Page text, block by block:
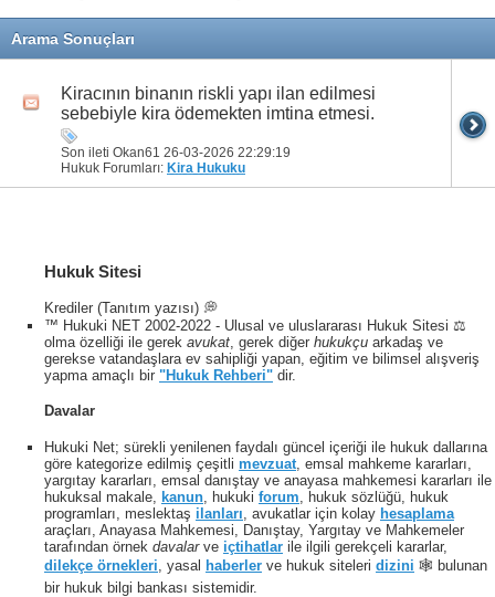
Arama Sonuçları
Kiracının binanın riskli yapı ilan edilmesi
sebebiyle kira ödemekten imtina etmesi.
Son ileti Okan61 26-03-2026 22:29:19
Hukuk Forumları: Kira Hukuku
Hukuk Sitesi
Krediler (Tanıtım yazısı) 💭
™ Hukuki NET 2002-2022 - Ulusal ve uluslararası Hukuk Sitesi ⚖️
olma özelliği ile gerek avukat, gerek diğer hukukçu arkadaş ve
gerekse vatandaşlara ev sahipliği yapan, eğitim ve bilimsel alışveriş
yapma amaçlı bir "Hukuk Rehberi" dir.
Davalar
Hukuki Net; sürekli yenilenen faydalı güncel içeriği ile hukuk dallarına
göre kategorize edilmiş çeşitli mevzuat , emsal mahkeme kararları,
yargıtay kararları, emsal danıştay ve anayasa mahkemesi kararları ile
hukuksal makale, kanun , hukuki forum , hukuk sözlüğü, hukuk
programları, meslektaş ilanları , avukatlar için kolay hesaplama
araçları, Anayasa Mahkemesi, Danıştay, Yargıtay ve Mahkemeler
tarafından örnek davalarve içtihatlar ile ilgili gerekçeli kararlar,
dilekçe örnekleri , yasal haberler ve hukuk siteleri dizini 🕸 bulunan
bir hukuk bilgi bankası sistemidir.